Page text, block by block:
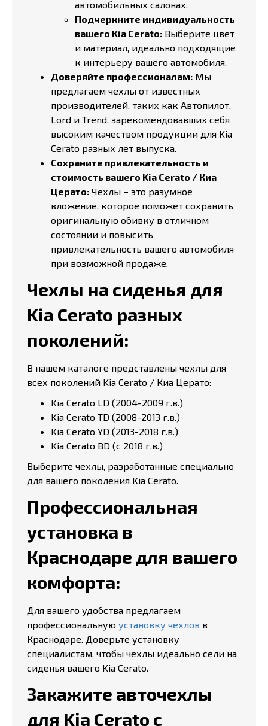
автомобильных салонах.
Подчеркните индивидуальность
вашего Kia Cerato: Выберите цвет
и материал, идеально подходящие
к интерьеру вашего автомобиля.
Доверяйте профессионалам: Мы
предлагаем чехлы от известных
производителей, таких как Автопилот,
Lord и Trend, зарекомендовавших себя
высоким качеством продукции для Kia
Cerato разных лет выпуска.
Сохраните привлекательность и
стоимость вашего Kia Cerato / Киа
Церато: Чехлы – это разумное
вложение, которое поможет сохранить
оригинальную обивку в отличном
состоянии и повысить
привлекательность вашего автомобиля
при возможной продаже.
Чехлы на сиденья для
Kia Cerato разных
поколений:
В нашем каталоге представлены чехлы для
всех поколений Kia Cerato / Киа Церато:
Kia Cerato LD (2004-2009 г.в.)
Kia Cerato TD (2008-2013 г.в.)
Kia Cerato YD (2013-2018 г.в.)
Kia Cerato BD (с 2018 г.в.)
Выберите чехлы, разработанные специально
для вашего поколения Kia Cerato.
Профессиональная
установка в
Краснодаре для вашего
комфорта:
Для вашего удобства предлагаем
профессиональную установку чехлов в
Краснодаре. Доверьте установку
специалистам, чтобы чехлы идеально сели на
сиденья вашего Kia Cerato.
Закажите авточехлы
для Kia Cerato с